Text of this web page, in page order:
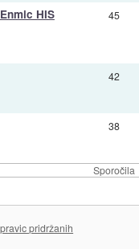
Sporočila
HIS 45
42
38
pridržanih